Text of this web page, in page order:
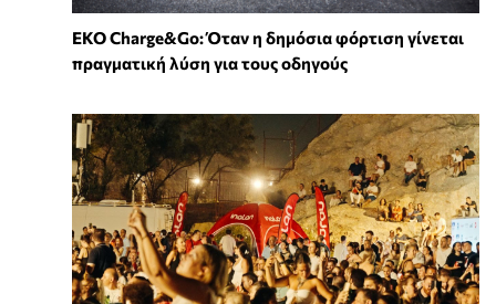
EKO Charge&Go: Όταν η δημόσια φόρτιση γίνεται
πραγματική λύση για τους οδηγούς